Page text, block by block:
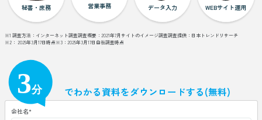
秘書・庶務 営業事務 データ入力 WEBサイト運用
※1 調査方法：インターネット調査調査概要：2021年7月サイトのイメージ調査調査提供：日本トレンドリサーチ
※2： 2025年3月17日時点※3：2025年3月17日自社調査時点
でわかる資料をダウンロードする(無料)
会社名*